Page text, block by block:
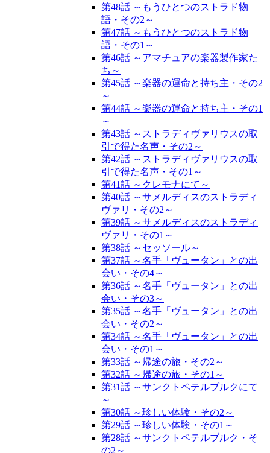
第48話 ～もうひとつのストラド物
語・その2～
第47話 ～もうひとつのストラド物
語・その1～
第46話 ～アマチュアの楽器製作家た
ち～
第45話 ～楽器の運命と持ち主・その2
～
第44話 ～楽器の運命と持ち主・その1
～
第43話 ～ストラディヴァリウスの取
引で得た名声・その2～
第42話 ～ストラディヴァリウスの取
引で得た名声・その1～
第41話 ～クレモナにて～
第40話 ～サメルディスのストラディ
ヴァリ・その2～
第39話 ～サメルディスのストラディ
ヴァリ・その1～
第38話 ～セッソール～
第37話 ～名手「ヴュータン」との出
会い・その4～
第36話 ～名手「ヴュータン」との出
会い・その3～
第35話 ～名手「ヴュータン」との出
会い・その2～
第34話 ～名手「ヴュータン」との出
会い・その1～
第33話 ～帰途の旅・その2～
第32話 ～帰途の旅・その1～
第31話 ～サンクトペテルブルクにて
～
第30話 ～珍しい体験・その2～
第29話 ～珍しい体験・その1～
第28話 ～サンクトペテルブルク・そ
の2～